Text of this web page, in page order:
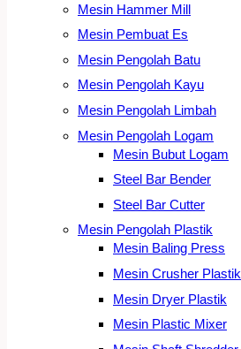
Mesin Hammer Mill
Mesin Pembuat Es
Mesin Pengolah Batu
Mesin Pengolah Kayu
Mesin Pengolah Limbah
Mesin Pengolah Logam
Mesin Bubut Logam
Steel Bar Bender
Steel Bar Cutter
Mesin Pengolah Plastik
Mesin Baling Press
Mesin Crusher Plastik
Mesin Dryer Plastik
Mesin Plastic Mixer